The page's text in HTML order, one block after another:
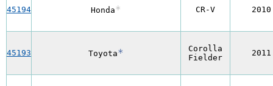
45194 Honda* CR-V 2010
45193 Toyota*
Corolla
Fielder
2011